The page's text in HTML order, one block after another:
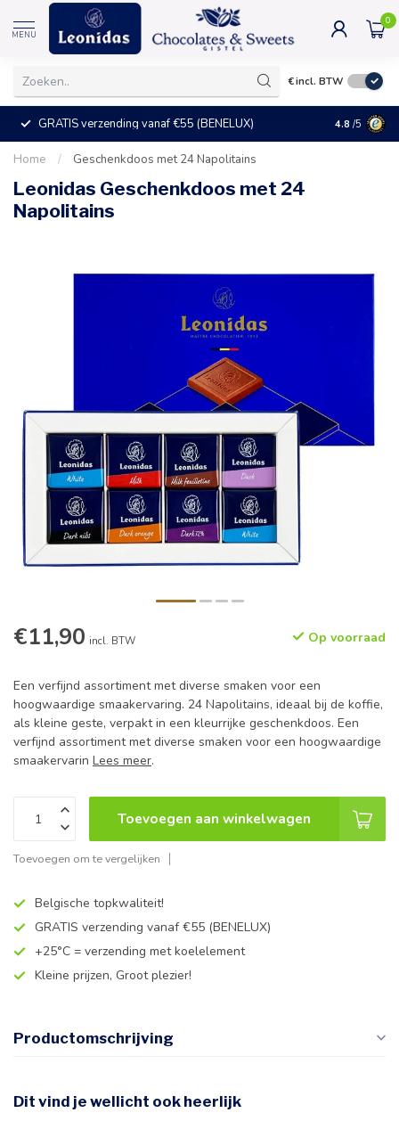
MENU
0
€incl. BTW
GRATIS verzending vanaf €55 (BENELUX) +25°C =
4.8 /5
Home / Geschenkdoos met 24 Napolitains
Leonidas Geschenkdoos met 24
Napolitains
€11,90 incl. BTW Op voorraad
Een verfijnd assortiment met diverse smaken voor een
hoogwaardige smaakervaring. 24 Napolitains, ideaal bij de koffie,
als kleine geste, verpakt in een kleurrijke geschenkdoos. Een
verfijnd assortiment met diverse smaken voor een hoogwaardige
smaakervarin Lees meer.
Toevoegen aan winkelwagen
Toevoegen om te vergelijken
Belgische topkwaliteit!
GRATIS verzending vanaf €55 (BENELUX)
+25°C = verzending met koelelement
Kleine prijzen, Groot plezier!
Productomschrijving
Dit vind je wellicht ook heerlijk